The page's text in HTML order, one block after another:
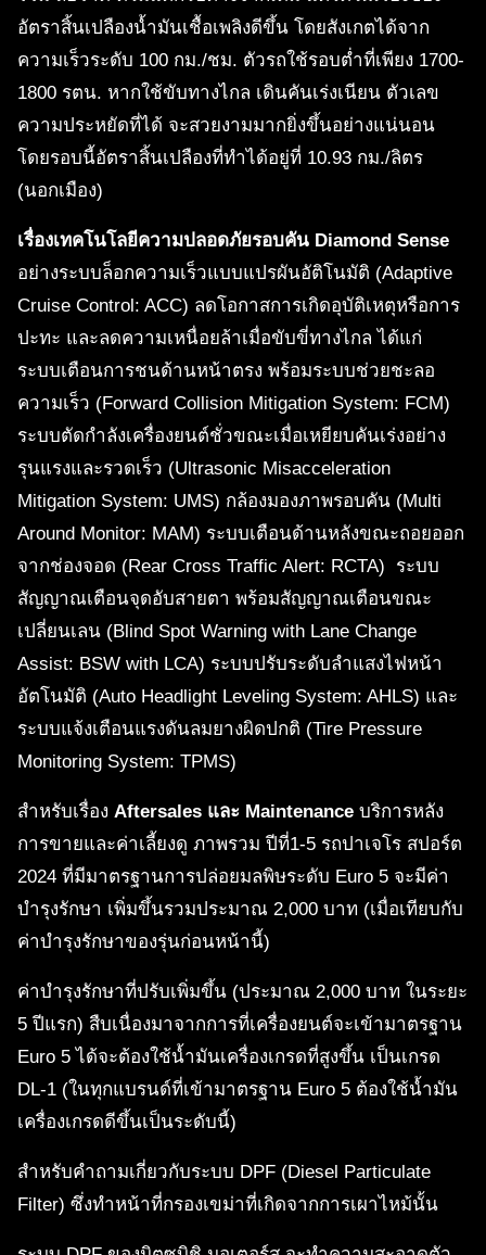
อัตราสิ้นเปลืองน้ำมันเชื้อเพลิงดีขึ้น โดยสังเกตได้จาก
ความเร็วระดับ 100 กม./ชม. ตัวรถใช้รอบต่ำที่เพียง 1700-
1800 รตน. หากใช้ขับทางไกล เดินคันเร่งเนียน ตัวเลข
ความประหยัดที่ได้ จะสวยงามมากยิ่งขึ้นอย่างแน่นอน
โดยรอบนี้อัตราสิ้นเปลืองที่ทำได้อยู่ที่ 10.93 กม./ลิตร
(นอกเมือง)
เรื่องเทคโนโลยีความปลอดภัยรอบคัน Diamond Sense
อย่างระบบล็อกความเร็วแบบแปรผันอัติโนมัติ (Adaptive
Cruise Control: ACC) ลดโอกาสการเกิดอุบัติเหตุหรือการ
ปะทะ และลดความเหนื่อยล้าเมื่อขับขี่ทางไกล ได้แก่
ระบบเตือนการชนด้านหน้าตรง พร้อมระบบช่วยชะลอ
ความเร็ว (Forward Collision Mitigation System: FCM)
ระบบตัดกำลังเครื่องยนต์ชั่วขณะเมื่อเหยียบคันเร่งอย่าง
รุนแรงและรวดเร็ว (Ultrasonic Misacceleration
Mitigation System: UMS) กล้องมองภาพรอบคัน (Multi
Around Monitor: MAM) ระบบเตือนด้านหลังขณะถอยออก
จากช่องจอด (Rear Cross Traffic Alert: RCTA) ระบบ
สัญญาณเตือนจุดอับสายตา พร้อมสัญญาณเตือนขณะ
เปลี่ยนเลน (Blind Spot Warning with Lane Change
Assist: BSW with LCA) ระบบปรับระดับลำแสงไฟหน้า
อัตโนมัติ (Auto Headlight Leveling System: AHLS) และ
ระบบแจ้งเตือนแรงดันลมยางผิดปกติ (Tire Pressure
Monitoring System: TPMS)
สำหรับเรื่อง Aftersales และ Maintenance บริการหลัง
การขายและค่าเลี้ยงดู ภาพรวม ปีที่1-5 รถปาเจโร สปอร์ต
2024 ที่มีมาตรฐานการปล่อยมลพิษระดับ Euro 5 จะมีค่า
บำรุงรักษา เพิ่มขึ้นรวมประมาณ 2,000 บาท (เมื่อเทียบกับ
ค่าบำรุงรักษาของรุ่นก่อนหน้านี้)
ค่าบำรุงรักษาที่ปรับเพิ่มขึ้น (ประมาณ 2,000 บาท ในระยะ
5 ปีแรก) สืบเนื่องมาจากการที่เครื่องยนต์จะเข้ามาตรฐาน
Euro 5 ได้จะต้องใช้น้ำมันเครื่องเกรดที่สูงขึ้น เป็นเกรด
DL-1 (ในทุกแบรนด์ที่เข้ามาตรฐาน Euro 5 ต้องใช้น้ำมัน
เครื่องเกรดดีขึ้นเป็นระดับนี้)
สำหรับคำถามเกี่ยวกับระบบ DPF (Diesel Particulate
Filter) ซึ่งทำหน้าที่กรองเขม่าที่เกิดจากการเผาไหม้นั้น